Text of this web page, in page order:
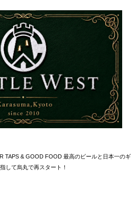
TAPS & GOOD FOOD 最高のビールと日本一のギ
して烏丸で再スタート！